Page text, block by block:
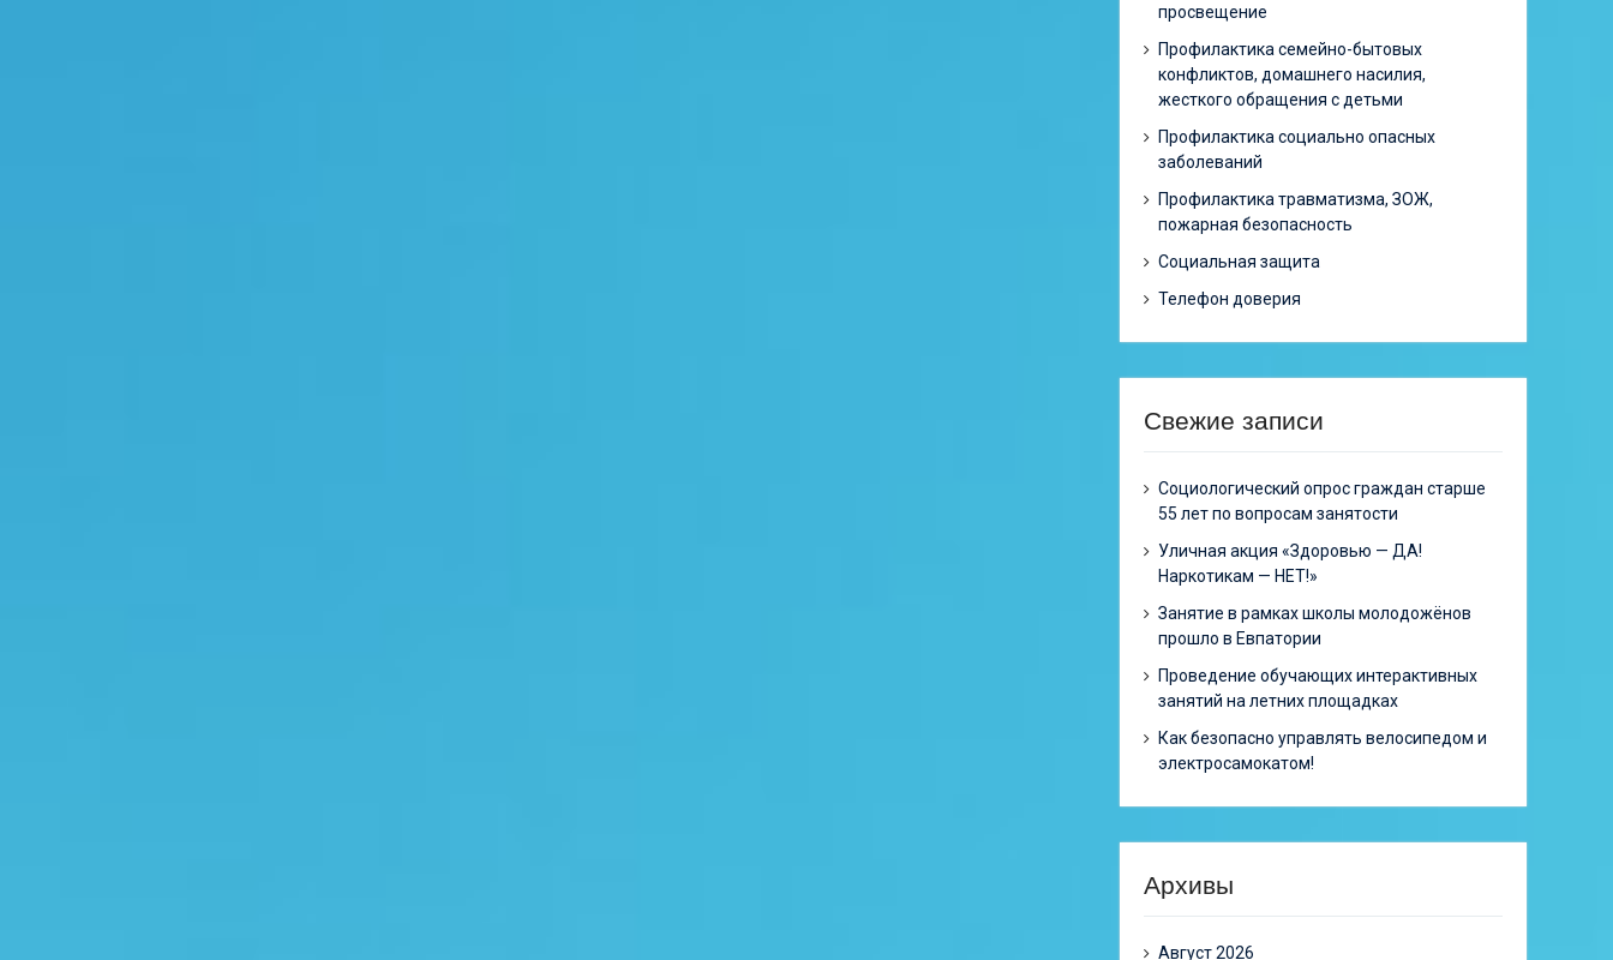
просвещение
Профилактика семейно-бытовых
конфликтов, домашнего насилия,
жесткого обращения с детьми
Профилактика социально опасных
заболеваний
Профилактика травматизма, ЗОЖ,
пожарная безопасность
Социальная защита
Телефон доверия
Свежие записи
Cоциологический опрос граждан старше
55 лет по вопросам занятости
Уличная акция «Здоровью — ДА!
Наркотикам — НЕТ!»
Занятие в рамках школы молодожёнов
прошло в Евпатории
Проведение обучающих интерактивных
занятий на летних площадках
Как безопасно управлять велосипедом и
электросамокатом!
Архивы
Август 2026